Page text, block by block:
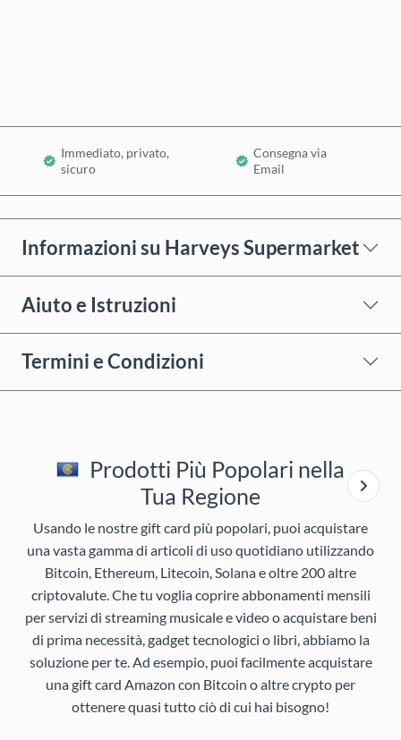
Immediato, privato,
sicuro
Consegna via
Email
Informazioni su Harveys Supermarket
Aiuto e Istruzioni
Termini e Condizioni
Prodotti Più Popolari nella
Tua Regione
Usando le nostre gift card più popolari, puoi acquistare
una vasta gamma di articoli di uso quotidiano utilizzando
Bitcoin, Ethereum, Litecoin, Solana e oltre 200 altre
criptovalute. Che tu voglia coprire abbonamenti mensili
per servizi di streaming musicale e video o acquistare beni
di prima necessità, gadget tecnologici o libri, abbiamo la
soluzione per te. Ad esempio, puoi facilmente acquistare
una gift card Amazon con Bitcoin o altre crypto per
ottenere quasi tutto ciò di cui hai bisogno!